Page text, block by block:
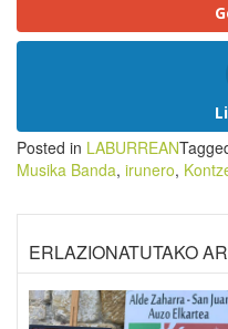
Posted in LABURREAN
Musika Banda, irunero,
ERLAZIONATUTAKO